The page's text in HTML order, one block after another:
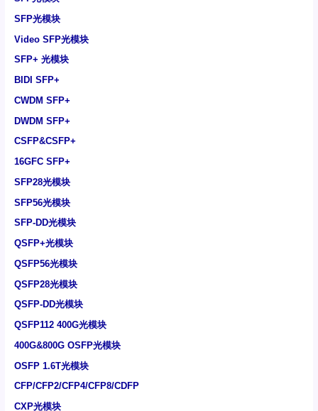
SFP光模块
Video SFP光模块
SFP+ 光模块
BIDI SFP+
CWDM SFP+
DWDM SFP+
CSFP&CSFP+
16GFC SFP+
SFP28光模块
SFP56光模块
SFP-DD光模块
QSFP+光模块
QSFP56光模块
QSFP28光模块
QSFP-DD光模块
QSFP112 400G光模块
400G&800G OSFP光模块
OSFP 1.6T光模块
CFP/CFP2/CFP4/CFP8/CDFP
CXP光模块